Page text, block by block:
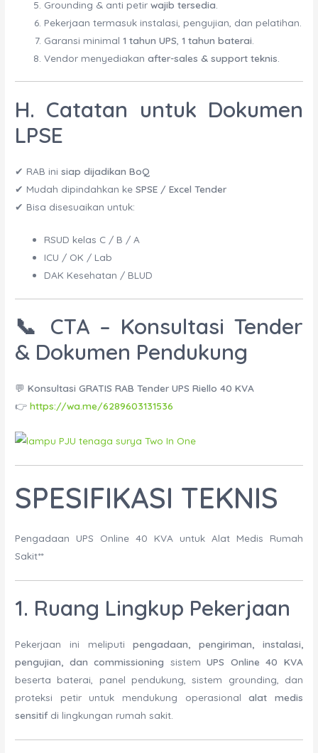
Grounding & anti petirwajib tersedia
Pekerjaan termasuk instalasi, pengujian, dan pelatihan.
Garansi minimal1 tahun UPS ,1 tahun baterai
Vendor menyediakanafter-sales & support teknis
H. Catatan untuk Dokumen
LPSE
✔ RAB inisiap dijadikan BoQ
✔ Mudah dipindahkan keSPSE / Excel Tender
✔ Bisa disesuaikan untuk:
RSUD kelas C / B / A
ICU / OK / Lab
DAK Kesehatan / BLUD
📞 CTA – Konsultasi Tender
& Dokumen Pendukung
💬Konsultasi GRATIS RAB Tender UPS Riello 40 KVA
👉https://wa.me/6289603131536
SPESIFIKASI TEKNIS
Pengadaan UPS Online 40 KVA untuk Alat Medis Rumah
Sakit**
1. Ruang Lingkup Pekerjaan
Pekerjaan ini meliputipengadaan, pengiriman, instalasi,
pengujian, dan commissioning sistemUPS Online 40 KVA
beserta baterai, panel pendukung, sistem grounding, dan
proteksi petir untuk mendukung operasionalalat medis
sensitifdi lingkungan rumah sakit.